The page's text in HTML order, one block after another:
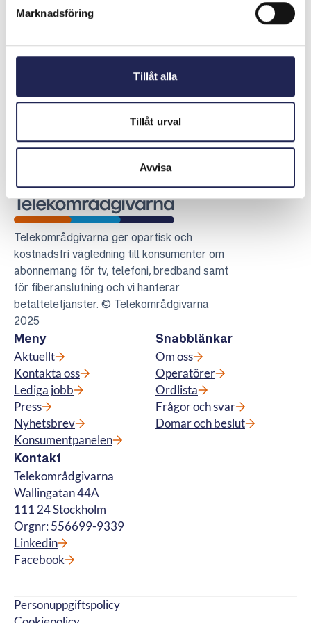
Marknadsföring
Tillåt alla
Tillåt urval
Avvisa
avtalet och att hela beloppet som han hade betalat för
2026-04-27
Dela sidan
Dela sidan på Facebook
Dela sidan på Linkedin
Telekområdgivarna
Telekområdgivarna ger opartisk och
kostnadsfri vägledning till konsumenter om
abonnemang för tv, telefoni, bredband samt
för fiberanslutning och vi hanterar
betalteletjänster. © Telekområdgivarna
2025
Meny
Aktuellt
Kontakta oss
Lediga jobb
Press
Nyhetsbrev
Konsumentpanelen
Snabblänkar
Om oss
Operatörer
Ordlista
Frågor och svar
Domar och beslut
Kontakt
Telekområdgivarna
Wallingatan 44A
111 24 Stockholm
Orgnr: 556699-9339
Linkedin
Facebook
Personuppgiftspolicy